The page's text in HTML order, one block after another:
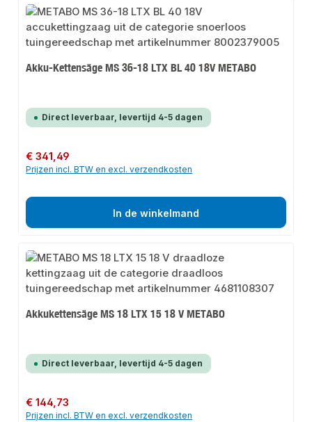
Akku-Kettensäge MS 36-18 LTX BL 40 18V METABO
Direct leverbaar, levertijd 4-5 dagen
Normale prijs:
€ 341,49
Prijzen incl. BTW en excl. verzendkosten
In de winkelmand
Akkukettensäge MS 18 LTX 15 18 V METABO
Direct leverbaar, levertijd 4-5 dagen
Normale prijs:
€ 144,73
Prijzen incl. BTW en excl. verzendkosten